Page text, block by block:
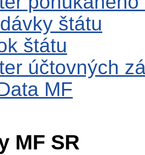
štátu
štátu
účtovných
MF
MF SR